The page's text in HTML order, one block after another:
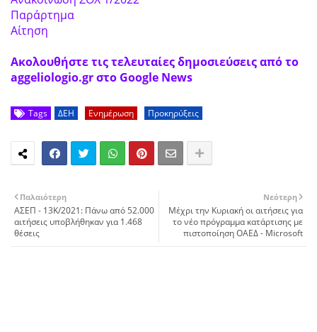
Παράρτημα
Αίτηση
Ακολουθήστε τις τελευταίες δημοσιεύσεις από το
aggeliologio.gr στο Google News
Tags ΔΕΗ Ενημέρωση Προκηρύξεις
Νεότερη
Μέχρι την Κυριακή οι αιτήσεις για
το νέο πρόγραμμα κατάρτισης με
πιστοποίηση ΟΑΕΔ - Microsoft
Παλαιότερη
ΑΣΕΠ - 13Κ/2021: Πάνω από 52.000
αιτήσεις υποβλήθηκαν για 1.468
θέσεις